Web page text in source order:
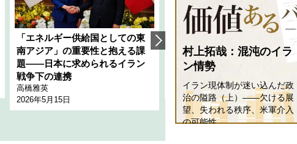
「エネルギー供給国としての東
南アジア」の重要性と抱える課
題――日本に求められるイラン
戦争下の連携
高橋雅英
2026年5月15日
韓国にも理解してほしい「極東
1905年体制」における日米韓安
全保障協力の意味
2026年5月15日
村上拓哉：混沌のイラ
ン情勢
イラン現体制が迷い込んだ政
治の隘路（上）――欠ける展
望、失われる秩序、米軍介入
の可能性